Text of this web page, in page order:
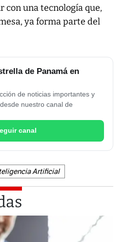
con una tecnología que,
ya forma parte del
de Panamá en
de noticias importantes y
nuestro canal de
canal
Artificial